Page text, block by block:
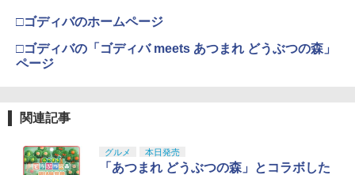
￥2,963
4
￥55,491
￥10,737
4
ナル三方背収納ケース付きコレクション)
(オリジナル特典:オリジナル巾着＋メー
カー特典:【坤と離】二振りの剣、十翼よ
り来たる！スタジオ描き下ろしイラスト
4
劇場版「鬼滅の刃」無限城編 第一章 猗
窩座再来 完全生産限定版 [Blu-ray]
□ゴディバのホームページ
□ゴディバの「ゴディバ meets あつまれ どうぶつの森」
ページ
関連記事
グルメ 本日発売
「あつまれ どうぶつの森」とコラボした